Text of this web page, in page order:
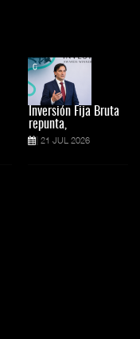
Inversión Fija Bruta
repunta,
21 JUL 2026